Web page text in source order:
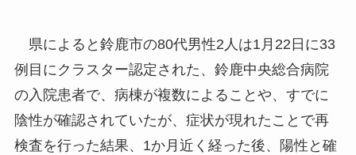
県によると鈴鹿市の80代男性2人は1月22日に33
例目にクラスター認定された、鈴鹿中央総合病院
の入院患者で、病棟が複数によることや、すでに
陰性が確認されていたが、症状が現れたことで再
検査を行った結果、1か月近く経った後、陽性と確